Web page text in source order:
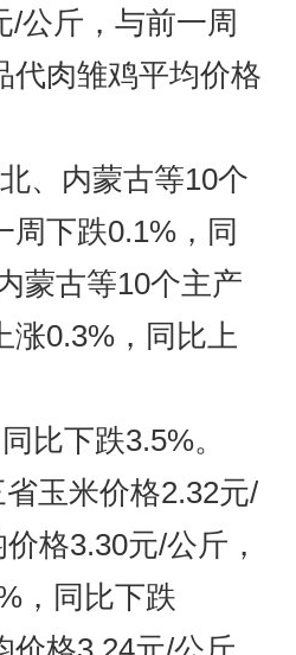
/公斤，与前一周
代肉雏鸡平均价格
、内蒙古等10个
周下跌0.1%，同
蒙古等10个主产
涨0.3%，同比上
比下跌3.5%。
玉米价格2.32元/
格3.30元/公斤，
，同比下跌